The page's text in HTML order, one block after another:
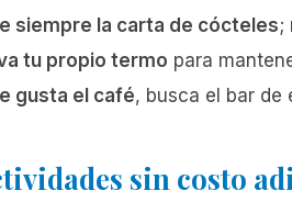
siempre la carta de cócteles;
tu propio termo para
gusta el café, busca el bar de
sin costo